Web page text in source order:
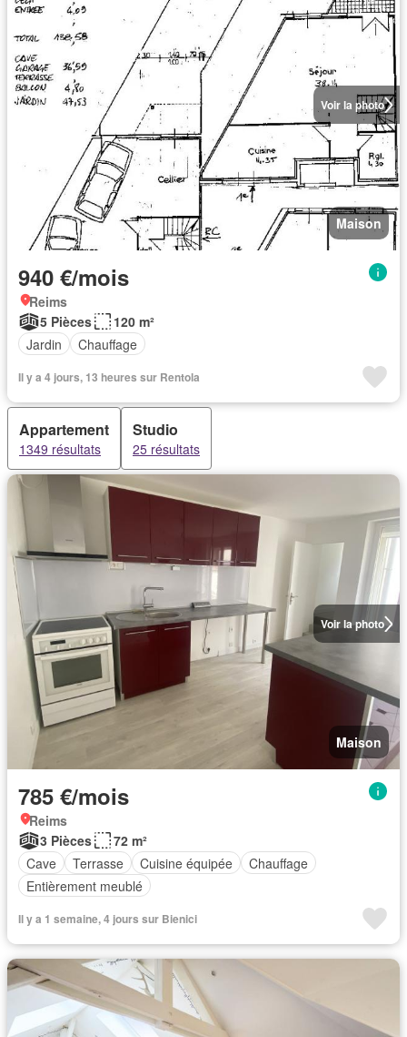
Voir la photo
Maison
940 €/mois
Reims
5 Pièces
120 m²
Jardin
Chauffage
Il y a 4 jours, 13 heures sur Rentola
Appartement
1349 résultats
Studio
25 résultats
Voir la photo
Maison
785 €/mois
Reims
3 Pièces
72 m²
Cave
Terrasse Cuisine équipée
Chauffage
Entièrement meublé
Il y a 1 semaine, 4 jours sur Bienici